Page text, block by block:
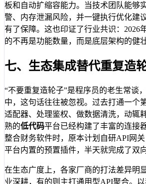
板和自动扩缩容能力。当技术团队能够
警、内存泄漏风险，并一键执行优化建
有了保障。这也印证了行业共识：2026
的不再是功能数量，而是底层架构的健壮
七、生态集成替代重复造
“不要重复造轮子”是程序员的老生常谈
中，这句话往往被忽视。过去打通一个
适配器、处理鉴权、做数据清洗，动辄
熟的低代码平台已经构建了丰富的连接
整合财务软件时，原本计划自研API网
平台内置的预置插件，半天就完成了双
在生态广度上，各家厂商的打法差异明
业深耕，有的则主打通用型API聚合。